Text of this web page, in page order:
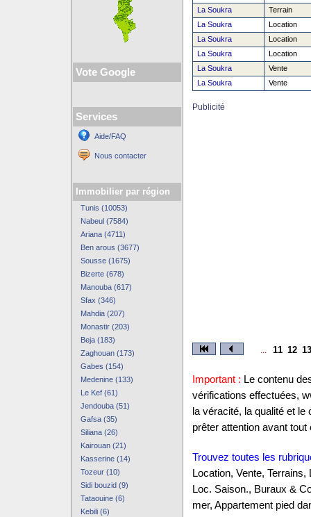
Vote Google
Services
Aide/FAQ
Nous contacter
Immobilier par région
Tunis (10053)
Nabeul (7584)
Ariana (4711)
Ben arous (3677)
Sousse (1675)
Bizerte (678)
Manouba (617)
Sfax (346)
Mahdia (207)
Monastir (203)
Beja (183)
Zaghouan (173)
Gabes (154)
Medenine (133)
Le Kef (61)
Jendouba (51)
Gafsa (35)
Siliana (26)
Kairouan (21)
Kasserine (14)
Tozeur (10)
Sidi bouzid (9)
Tataouine (6)
Kebili (6)
La Soukra
Terrain
La Soukra
Location
La Soukra
Location
La Soukra
Location
La Soukra
Vente
La Soukra
Vente
Publicité
... 11 12 13
Important : Le contenu
vérifications effectuées,
la véracité, la qualité et
prêter attention avant tout
Trouvez toutes les
Location, Vente,
Loc. Saison., Buraux &
mer, Appartement pied